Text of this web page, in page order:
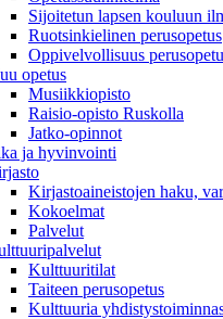
Sijoitetun lapsen kouluun
Ruotsinkielinen perusopetus
Oppivelvollisuus
opetus
Musiikkiopisto
Raisio-opisto Ruskolla
Jatko-opinnot
ja hyvinvointi
Kirjastoaineistojen haku,
Kokoelmat
Palvelut
Kulttuuritilat
Taiteen perusopetus
Kulttuuria